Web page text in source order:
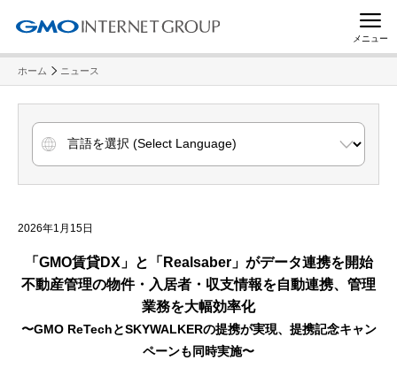
メニュー
ホーム ニュース
2026年1月15日
「GMO賃貸DX」と「Realsaber」がデータ連携を開始
不動産管理の物件・入居者・収支情報を自動連携、管理
業務を大幅効率化
〜GMO ReTechとSKYWALKERの提携が実現、提携記念キャン
ペーンも同時実施〜